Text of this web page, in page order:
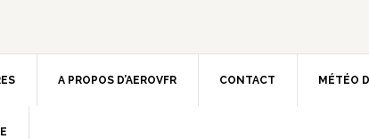
A PROPOS D’AEROVFR CONTACT MÉTÉO